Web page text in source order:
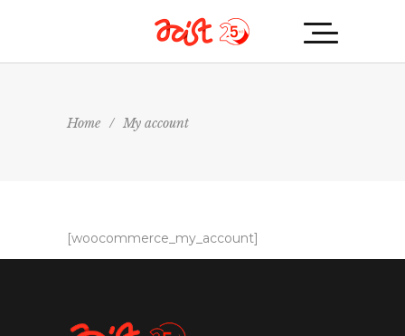
Home / My account
[woocommerce_my_account]